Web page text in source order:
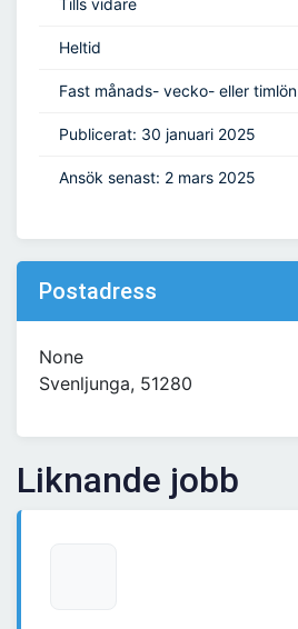
Tills vidare
Heltid
Fast månads- vecko- eller timlön
Publicerat: 30 januari 2025
Ansök senast: 2 mars 2025
Postadress
None
Svenljunga, 51280
Liknande jobb